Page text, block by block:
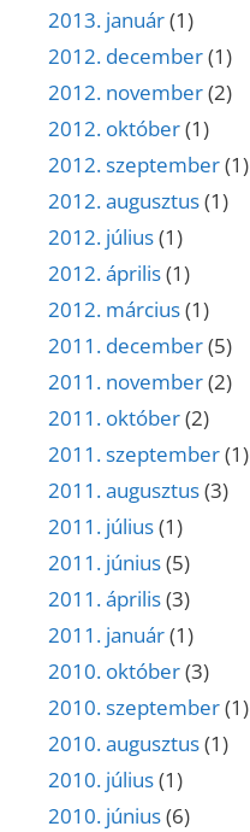
2013. január(1)
2012. december(1)
2012. november(2)
2012. október(1)
2012. szeptember(1)
2012. augusztus(1)
2012. július(1)
2012. április(1)
2012. március(1)
2011. december(5)
2011. november(2)
2011. október(2)
2011. szeptember(1)
2011. augusztus(3)
2011. július(1)
2011. június(5)
2011. április(3)
2011. január(1)
2010. október(3)
2010. szeptember(1)
2010. augusztus(1)
2010. július(1)
2010. június(6)